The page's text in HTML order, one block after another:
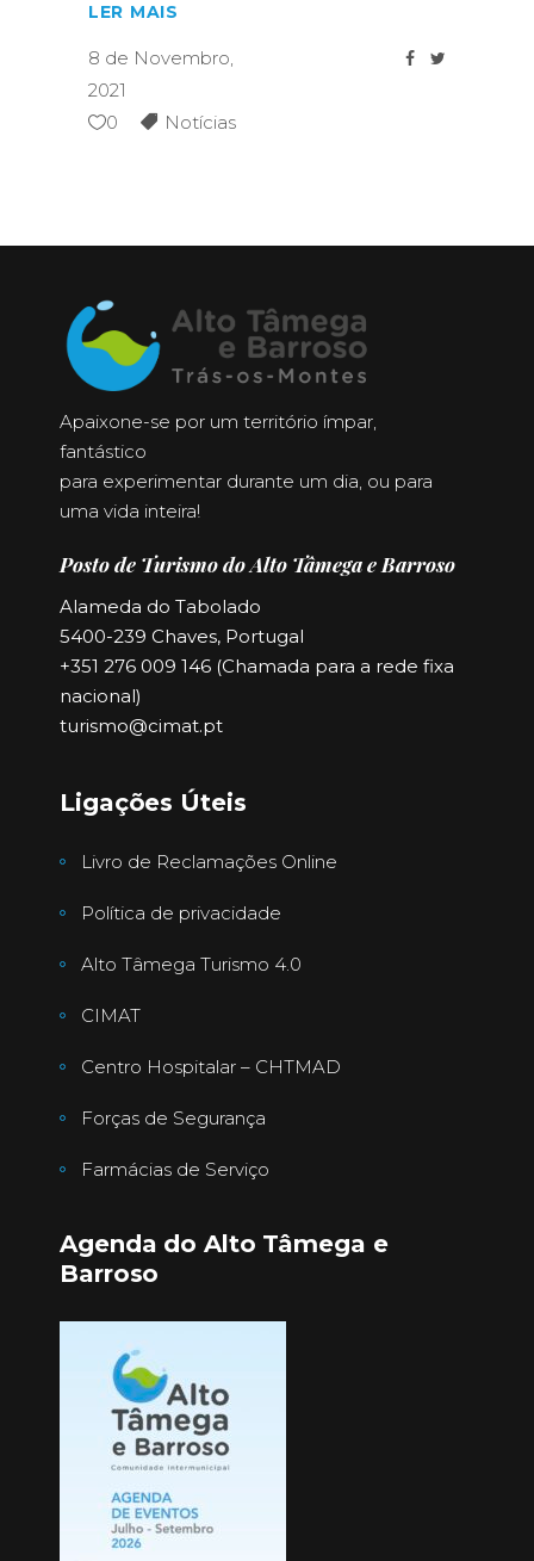
LER MAIS
8 de Novembro,
2021
0
Notícias
Apaixone-se por um território ímpar,
fantástico
para experimentar durante um dia, ou para
uma vida inteira!
Posto de Turismo do Alto Tâmega e Barroso
Alameda do Tabolado
5400-239 Chaves, Portugal
+351 276 009 146 (Chamada para a rede fixa
nacional)
turismo@cimat.pt
Ligações Úteis
Livro de Reclamações Online
Política de privacidade
Alto Tâmega Turismo 4.0
CIMAT
Centro Hospitalar – CHTMAD
Forças de Segurança
Farmácias de Serviço
Agenda do Alto Tâmega e
Barroso